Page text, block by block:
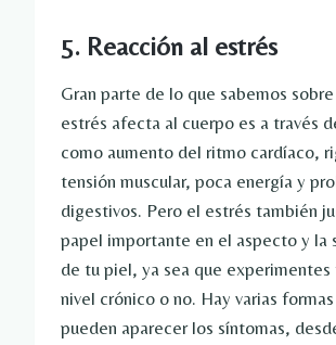
5. Reacción al estrés
Gran parte de lo que sabemos
estrés afecta al cuerpo es a través
como aumento del ritmo cardíaco,
tensión muscular, poca energía y
digestivos. Pero el estrés también
papel importante en el aspecto y la
de tu piel, ya sea que experimentes
nivel crónico o no. Hay varias
pueden aparecer los síntomas,